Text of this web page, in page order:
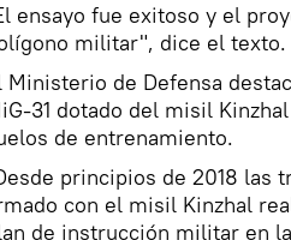
ensayo fue exitoso y el
militar", dice el texto.
Ministerio de Defensa
31 dotado del misil
de entrenamiento.
principios de 2018 las
con el misil Kinzhal
de instrucción militar en